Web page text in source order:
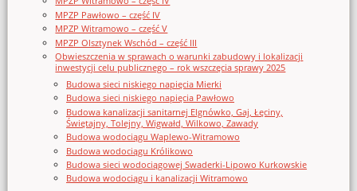
MPZP Pawłowo – część IV
MPZP Witramowo – część V
MPZP Olsztynek Wschód – część III
Obwieszczenia w sprawach o warunki zabudowy i lokalizacji
inwestycji celu publicznego – rok wszczęcia sprawy 2025
Budowa sieci niskiego napięcia Mierki
Budowa sieci niskiego napięcia Pawłowo
Budowa kanalizacji sanitarnej Elgnówko, Gaj, Łęciny,
Świętajny, Tolejny, Wigwałd, Wilkowo, Zawady
Budowa wodociągu Waplewo-Witramowo
Budowa wodociągu Królikowo
Budowa sieci wodociągowej Swaderki-Lipowo Kurkowskie
Budowa wodociągu i kanalizacji Witramowo